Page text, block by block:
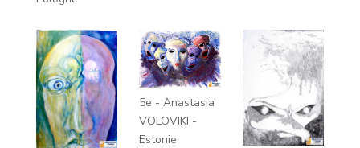
5e - Anastasia
VOLOVIKI -
Estonie